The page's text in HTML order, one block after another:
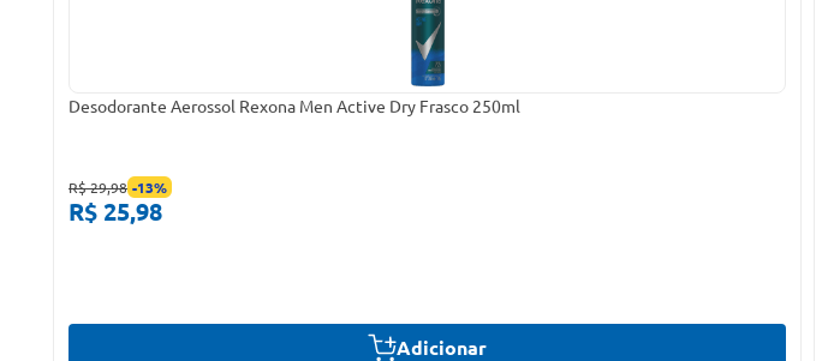
Desodorante Aerossol Rexona Men Active Dry Frasco 250ml
R$ 29,98 -13%
R$ 25,98
Adicionar